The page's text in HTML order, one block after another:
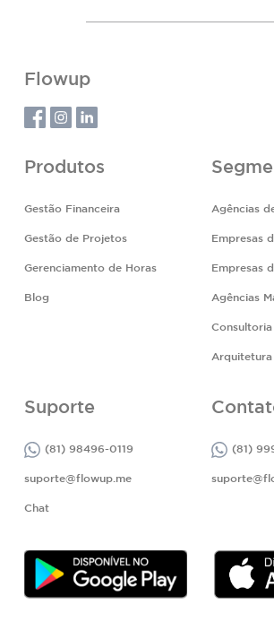
Flowup
Produtos
Gestão Financeira
Gestão de Projetos
Gerenciamento de Horas
Blog
Agências
Empresas
Empresas
Agências
Consultoria
Arquitetura
Suporte
(81) 98496-0119
suporte@flowup.me
Chat
(81)